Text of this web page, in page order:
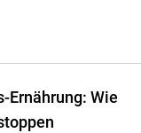
Ernährung: Wie